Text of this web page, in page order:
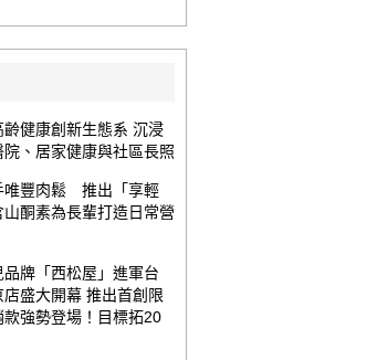
健康創新生態系 沉浸
、居家健康與社區長照
唯豐肉鬆 推出「享輕
酮素為長輩打造日常營
品牌「西松屋」進軍台
盛大開幕 推出首創限
款強勢登場！目標拓20